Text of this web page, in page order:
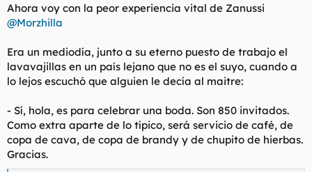
d
e
t
e
m
a
o
Ahora voy con la peor experiencia vital de Zanussi
@Morzhilla
Era un mediodía, junto a su eterno puesto de trabajo el
lavavajillas en un país lejano que no es el suyo, cuando a
lo lejos escuchó que alguien le decía al maitre:
- Sí, hola, es para celebrar una boda. Son 850 invitados.
Como extra aparte de lo típico, será servicio de café, de
copa de cava, de copa de brandy y de chupito de hierbas.
Gracias.